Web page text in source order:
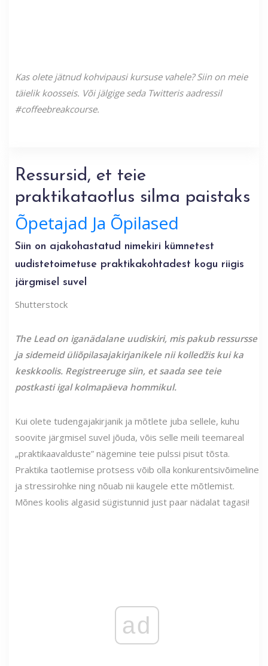
Kas olete jätnud kohvipausi kursuse vahele? Siin on meie
täielik koosseis. Või jälgige seda Twitteris aadressil
#coffeebreakcourse.
Ressursid, et teie
praktikataotlus silma paistaks
Õpetajad Ja Õpilased
Siin on ajakohastatud nimekiri kümnetest
uudistetoimetuse praktikakohtadest kogu riigis
järgmisel suvel
Shutterstock
The Lead on iganädalane uudiskiri, mis pakub ressursse
ja sidemeid üliõpilasajakirjanikele nii kolledžis kui ka
keskkoolis. Registreeruge siin, et saada see teie
postkasti igal kolmapäeva hommikul.
Kui olete tudengajakirjanik ja mõtlete juba sellele, kuhu
soovite järgmisel suvel jõuda, võis selle meili teemareal
„praktikaavalduste” nägemine teie pulssi pisut tõsta.
Praktika taotlemise protsess võib olla konkurentsivõimeline
ja stressirohke ning nõuab nii kaugele ette mõtlemist.
Mõnes koolis algasid sügistunnid just paar nädalat tagasi!
ad